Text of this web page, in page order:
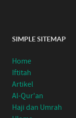
SIMPLE SITEMAP
Home
Iftitah
Artikel
Al-Qur'an
Haji dan Umrah